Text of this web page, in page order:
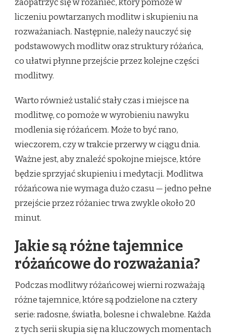
zaopatrzyć się w różaniec, który pomoże w
liczeniu powtarzanych modlitw i skupieniu na
rozważaniach. Następnie, należy nauczyć się
podstawowych modlitw oraz struktury różańca,
co ułatwi płynne przejście przez kolejne części
modlitwy.
Warto również ustalić stały czas i miejsce na
modlitwę, co pomoże w wyrobieniu nawyku
modlenia się różańcem. Może to być rano,
wieczorem, czy w trakcie przerwy w ciągu dnia.
Ważne jest, aby znaleźć spokojne miejsce, które
będzie sprzyjać skupieniu i medytacji. Modlitwa
różańcowa nie wymaga dużo czasu — jedno pełne
przejście przez różaniec trwa zwykle około 20
minut.
Jakie są różne tajemnice
różańcowe do rozważania?
Podczas modlitwy różańcowej wierni rozważają
różne tajemnice, które są podzielone na cztery
serie: radosne, światła, bolesne i chwalebne. Każda
z tych serii skupia się na kluczowych momentach